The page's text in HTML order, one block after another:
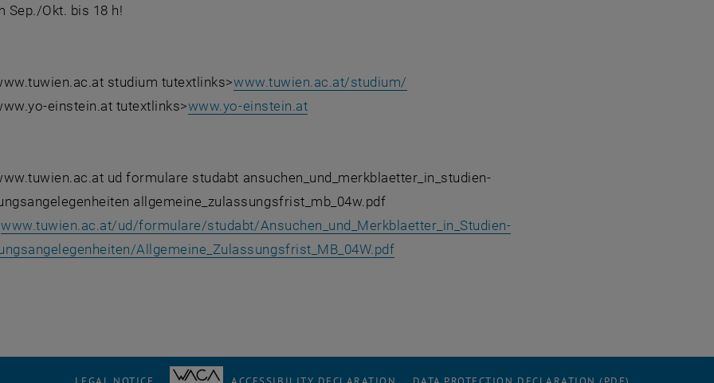
Sep./Okt. bis 18 h!
studium tutextlinks>www.tuwien.ac.at/studium/
einstein.at tutextlinks>www.yo-einstein.at
ud formulare studabt ansuchen_und_merkblaetter_in_studien-
allgemeine_zulassungsfrist_mb_04w.pdf
www.tuwien.ac.at/ud/formulare/studabt/Ansuchen_und_Merkblaetter_in_Studien-
Allgemeine_Zulassungsfrist_MB_04W.pdf